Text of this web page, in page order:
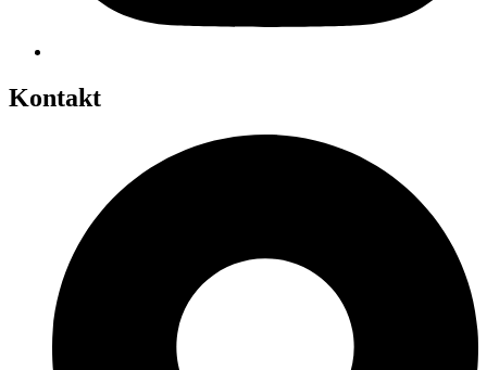
Kontakt